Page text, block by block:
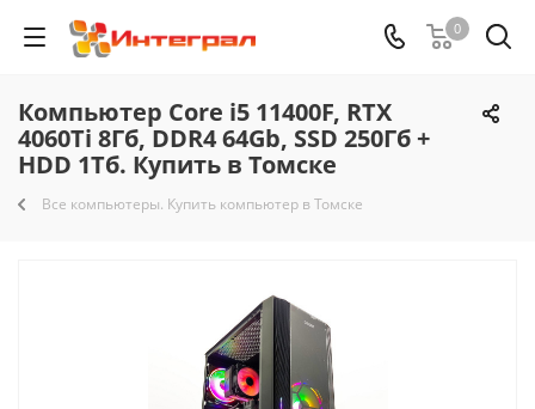
0
Компьютер Core i5 11400F, RTX
4060Ti 8Гб, DDR4 64Gb, SSD 250Гб +
HDD 1Тб. Купить в Томске
Все компьютеры. Купить компьютер в Томске